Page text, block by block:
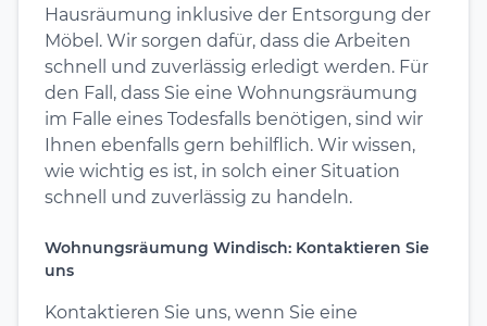
Hausräumung inklusive der Entsorgung der
Möbel. Wir sorgen dafür, dass die Arbeiten
schnell und zuverlässig erledigt werden. Für
den Fall, dass Sie eine Wohnungsräumung
im Falle eines Todesfalls benötigen, sind wir
Ihnen ebenfalls gern behilflich. Wir wissen,
wie wichtig es ist, in solch einer Situation
schnell und zuverlässig zu handeln.
Wohnungsräumung Windisch: Kontaktieren Sie
uns
Kontaktieren Sie uns, wenn Sie eine